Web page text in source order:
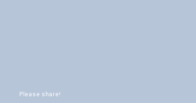
Please share!